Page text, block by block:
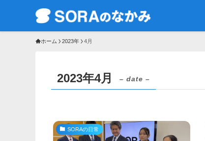
ホーム 2023年 4月
2023年4月 – date –
SORAの日常